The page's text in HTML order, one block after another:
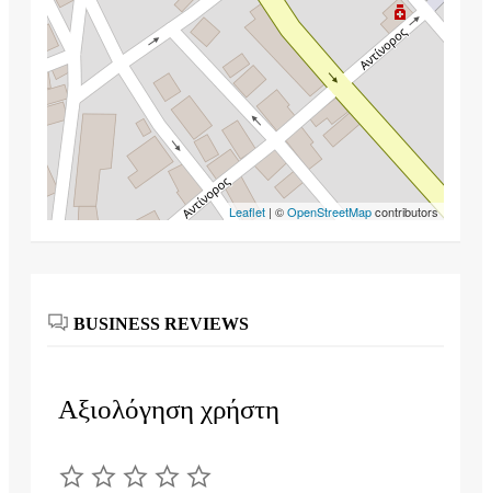
Leaflet | ©OpenStreetMapcontributors
BUSINESS REVIEWS
Αξιολόγηση χρήστη